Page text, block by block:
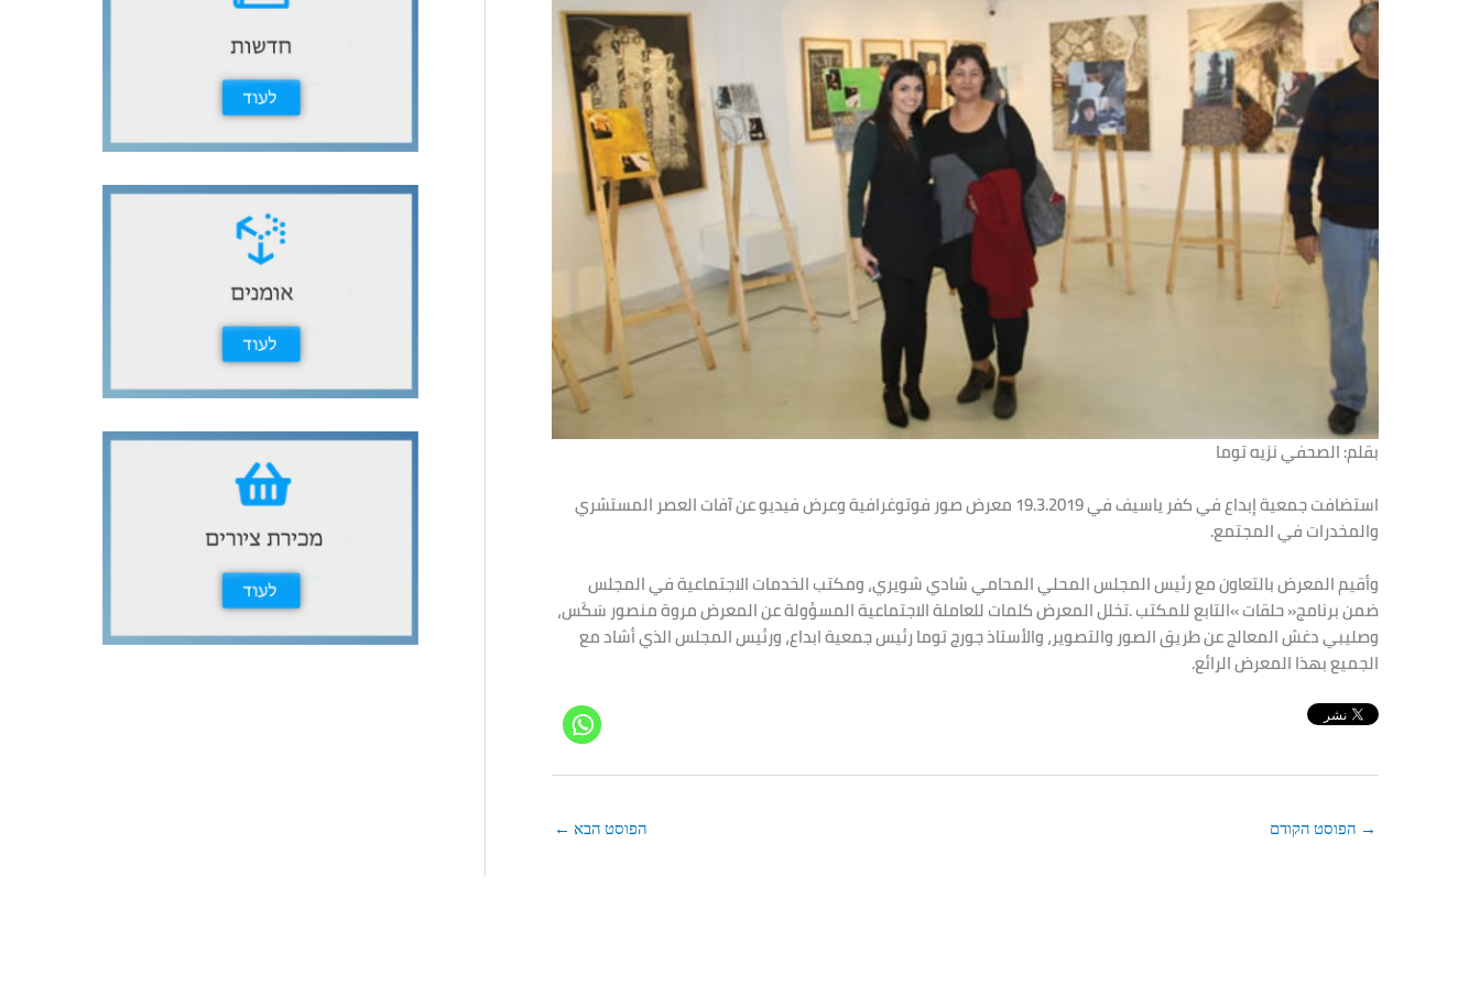
بقلم: الصحفي نزيه توما
‬والمخدرات‭ ‬في‭ ‬المجتمع‭. ‬
‬الجميع‭ ‬بهذا‭ ‬المعرض‭ ‬الرائع‭.‬
→ הפוסט הקודם הפוסט הבא ←